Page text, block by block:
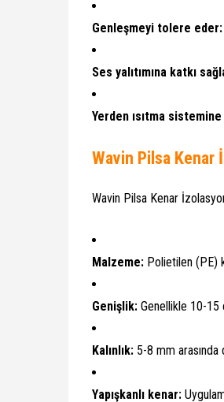
Genleşmeyi tolere eder:
Ses yalıtımına katkı
Yerden ısıtma
Wavin Pilsa Kenar
Wavin Pilsa Kenar
Malzeme: Polietilen (PE)
Genişlik: Genellikle 10-15
Kalınlık: 5-8 mm arasında
Yapışkanlı kenar: